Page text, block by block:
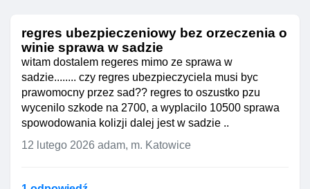
regres ubezpieczeniowy bez orzeczenia o
winie sprawa w sadzie
witam dostalem regeres mimo ze sprawa w
sadzie........ czy regres ubezpieczyciela musi byc
prawomocny przez sad?? regres to oszustko pzu
wycenilo szkode na 2700, a wyplacilo 10500 sprawa
spowodowania kolizji dalej jest w sadzie ..
12 lutego 2026 adam, m. Katowice